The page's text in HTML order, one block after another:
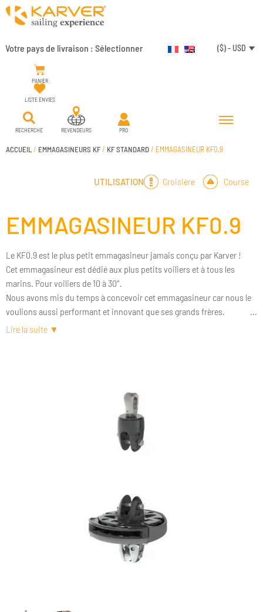
Votre pays de livraison : Sélectionner ($) - USD
PANIER
LISTE ENVIES
RECHERCHE REVENDEURS PRO
ACCUEIL / EMMAGASINEURS KF/ KF STANDARD/ EMMAGASINEUR KF0.9
UTILISATION Croisière Course
EMMAGASINEUR KF0.9
Le KF0.9 est le plus petit emmagasineur jamais conçu par Karver !
Cet emmagasineur est dédié aux plus petits voiliers et à tous les
marins. Pour voiliers de 10 à 30″.
Nous avons mis du temps à concevoir cet emmagasineur car nous le
voulions aussi performant et innovant que ses grands frères.
La plupart des petits emmagasineurs sont extremement basiques.
un emmagasineur à un prix raisonnable.
En 2023, nous faisons évoluer le KF0.9 avec anodisation noire et une